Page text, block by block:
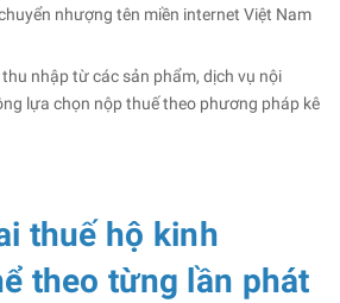
nhượng tên miền internet Việt Nam
nhập từ các sản phẩm, dịch vụ nội
lựa chọn nộp thuế theo phương pháp kê
thuế hộ kinh
theo từng lần phát